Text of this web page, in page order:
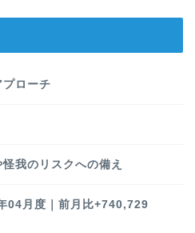
プローチ
我のリスクへの備え
04月度｜前月比+740,729